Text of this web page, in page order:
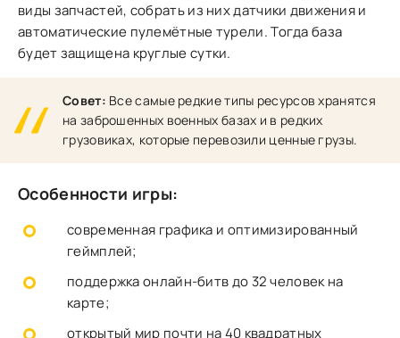
виды запчастей, собрать из них датчики движения и
автоматические пулемётные турели. Тогда база
будет защищена круглые сутки.
Совет: Все самые редкие типы ресурсов хранятся
на заброшенных военных базах и в редких
грузовиках, которые перевозили ценные грузы.
Особенности игры:
современная графика и оптимизированный
геймплей;
поддержка онлайн-битв до 32 человек на
карте;
открытый мир почти на 40 квадратных